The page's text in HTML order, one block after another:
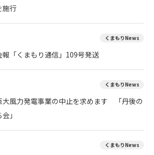
施行
くまもりNews
「くまもり通信」109号発送
くまもりNews
大風力発電事業の中止を求めます 「丹後の
」
くまもりNews